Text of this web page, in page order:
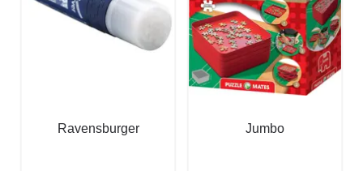
Ravensburger Jumbo